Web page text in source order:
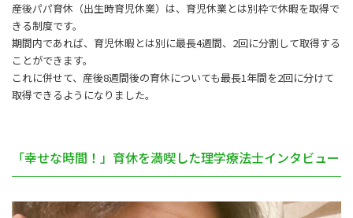
産後パパ育休（出生時育児休業）は、育児休業とは別枠で休暇を取得で
きる制度です。
期間内であれば、育児休暇とは別に最長4週間、2回に分割して取得する
ことができます。
これに併せて、産後8週間後の育休についても最長1年間を2回に分けて
取得できるようになりました。
「幸せな時間！」育休を満喫した理学療法士インタビュー